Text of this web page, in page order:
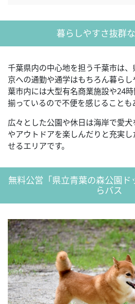
暮らしやすさ抜群
千葉県内の中心地を担う千葉市は
京への通勤や通学はもちろん暮ら
葉市内には大型有名商業施設や24
揃っているので不便を感じることも
広々とした公園や休日は海岸で愛
やアウトドアを楽しんだりと充実
せるエリアです。
無料公営「県立青葉の森公園ド
らバス